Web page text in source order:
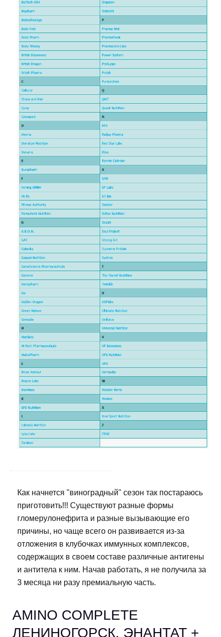
Как начнется "виноградный" сезон так постараюсь
приготовить!!! Существуют разные формы
гломерулонефрита и разные вызывающие его
причины, но чаще всего он развивается из-за
отложения в клубочках иммунных комплексов,
содержащих в своем составе различные антигены
и антитела к ним. Начав работать, я не получила за
3 месяца ни разу премиальную часть.
AMINO COMPLETE
ЛЕНИНОГОРСК. ЭНАНТАТ +